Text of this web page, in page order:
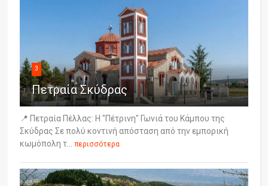
3
Πετραία Σκύδρας
📍 Πετραία Πέλλας: Η "Πέτρινη" Γωνιά του Κάμπου της
Σκύδρας Σε πολύ κοντινή απόσταση από την εμπορική
κωμόπολη τ...
περισσότερα